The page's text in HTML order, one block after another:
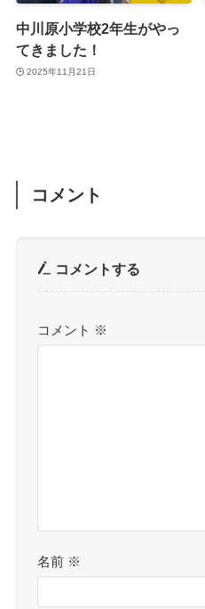
中川原小学校2年生がやっ
てきました！
2025年11月21日
コメント
コメントする
コメント ※
名前 ※